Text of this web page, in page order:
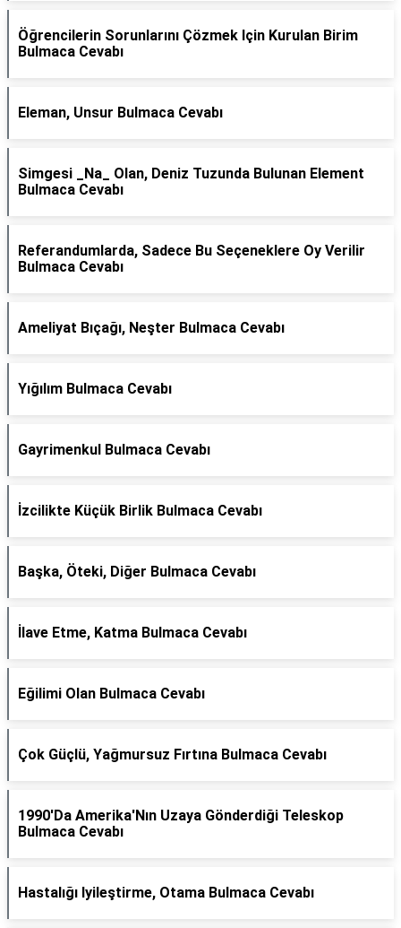
Öğrencilerin Sorunlarını Çözmek Için Kurulan Birim
Bulmaca Cevabı
Eleman, Unsur Bulmaca Cevabı
Simgesi _Na_ Olan, Deniz Tuzunda Bulunan Element
Bulmaca Cevabı
Referandumlarda, Sadece Bu Seçeneklere Oy Verilir
Bulmaca Cevabı
Ameliyat Bıçağı, Neşter Bulmaca Cevabı
Yığılım Bulmaca Cevabı
Gayrimenkul Bulmaca Cevabı
İzcilikte Küçük Birlik Bulmaca Cevabı
Başka, Öteki, Diğer Bulmaca Cevabı
İlave Etme, Katma Bulmaca Cevabı
Eğilimi Olan Bulmaca Cevabı
Çok Güçlü, Yağmursuz Fırtına Bulmaca Cevabı
1990'Da Amerika'Nın Uzaya Gönderdiği Teleskop
Bulmaca Cevabı
Hastalığı Iyileştirme, Otama Bulmaca Cevabı